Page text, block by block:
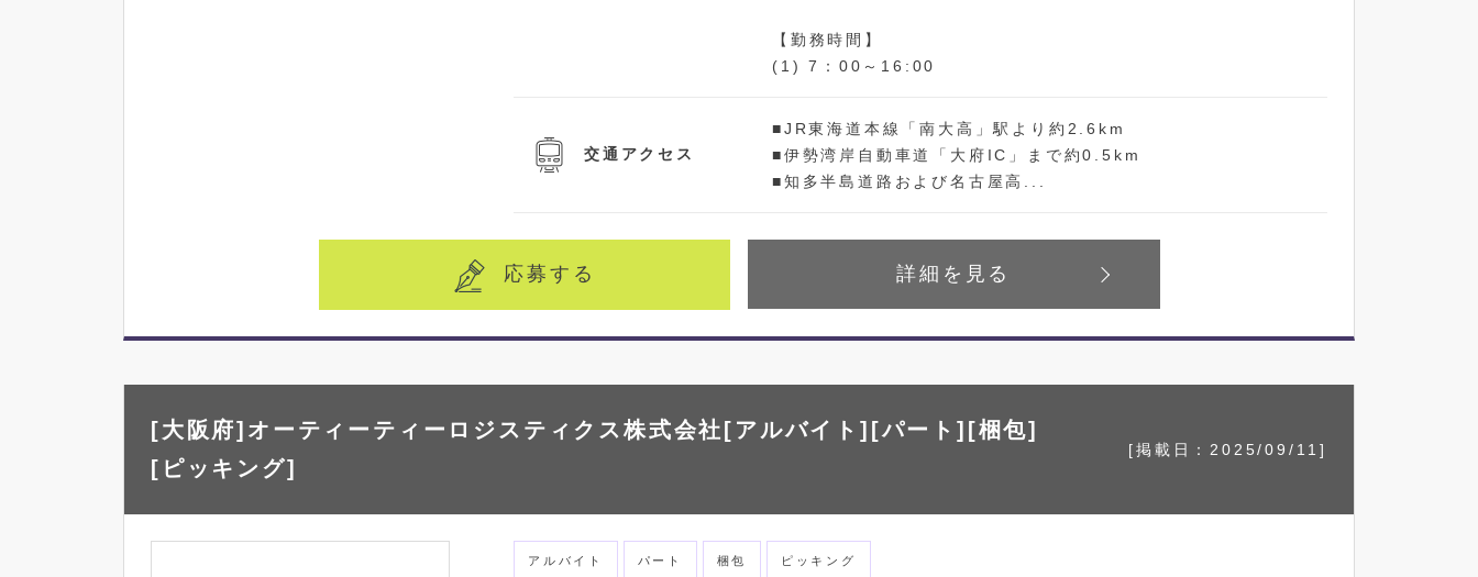
【勤務時間】
(1) 7：00～16:00
交通アクセス
■JR東海道本線「南大高」駅より約2.6km
■伊勢湾岸自動車道「大府IC」まで約0.5km
■知多半島道路および名古屋高...
応募する 詳細を見る
[大阪府]オーティーティーロジスティクス株式会社[アルバイト][パート][梱包]
[ピッキング]
[掲載日：2025/09/11]
アルバイト パート 梱包 ピッキング